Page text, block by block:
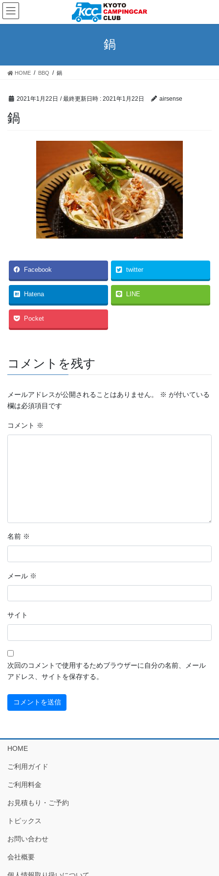
コ
ン
テ
ス
ナ
ビ
ゲ
ン
鍋
HOME BBQ 鍋
2021年1月22日 / 最終更新日時 : 2021年1月22日 airsense
鍋
Facebook twitter
Hatena LINE
Pocket
コメントを残す
メールアドレスが公開されることはありません。 ※ が付いている
欄は必須項目です
コメント ※
名前 ※
メール ※
サイト
次回のコメントで使用するためブラウザーに自分の名前、メール
アドレス、サイトを保存する。
HOME
ご利用ガイド
ご利用料金
お見積もり・ご予約
トピックス
お問い合わせ
会社概要